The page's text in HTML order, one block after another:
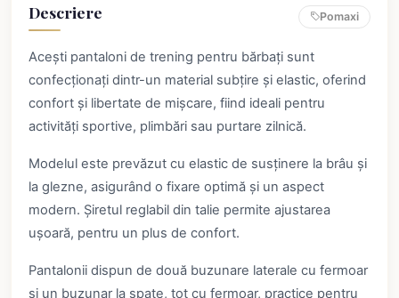
Descriere Pomaxi
Acești pantaloni de trening pentru bărbați sunt
confecționați dintr-un material subțire și elastic, oferind
confort și libertate de mișcare, fiind ideali pentru
activități sportive, plimbări sau purtare zilnică.
Modelul este prevăzut cu elastic de susținere la brâu și
la glezne, asigurând o fixare optimă și un aspect
modern. Șiretul reglabil din talie permite ajustarea
ușoară, pentru un plus de confort.
Pantalonii dispun de două buzunare laterale cu fermoar
și un buzunar la spate, tot cu fermoar, practice pentru